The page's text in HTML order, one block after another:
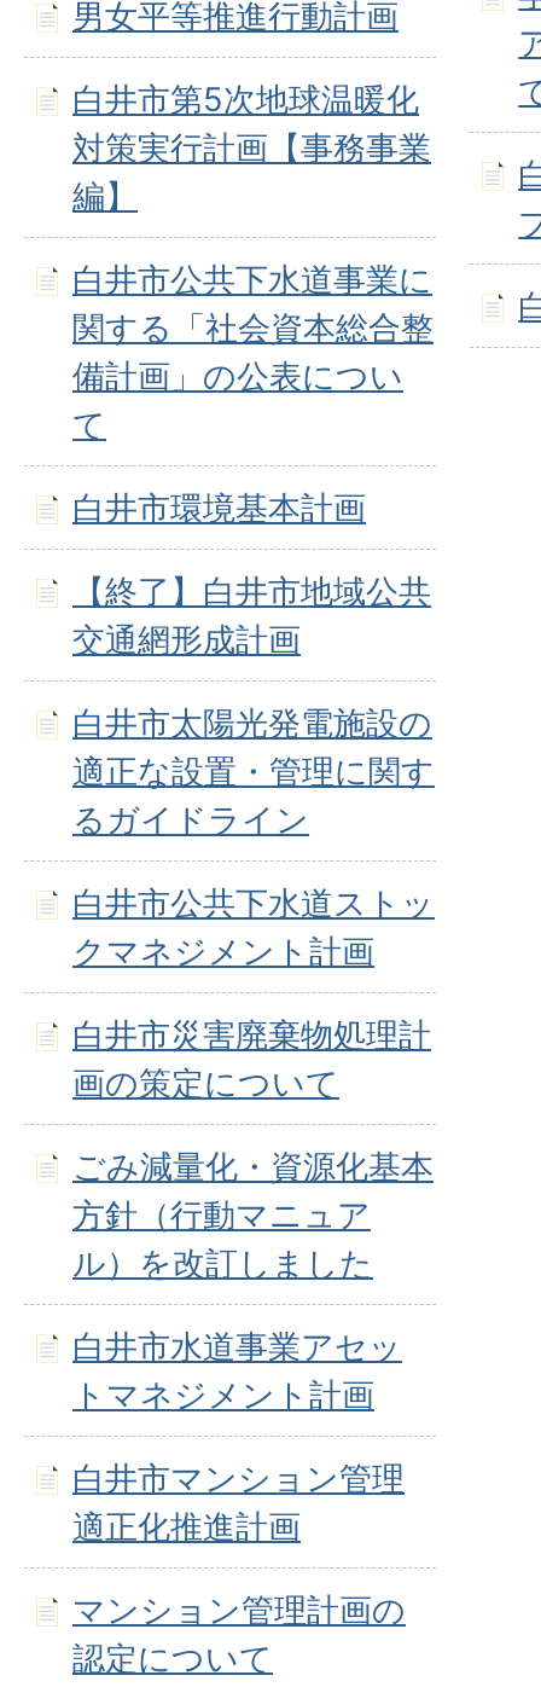
男女平等推進行動計画
白井市第5次地球温暖化
対策実行計画【事務事業
編】
白井市公共下水道事業に
関する「社会資本総合整
備計画」の公表につい
て
白井市環境基本計画
【終了】白井市地域公共
交通網形成計画
白井市太陽光発電施設の
適正な設置・管理に関す
るガイドライン
白井市公共下水道ストッ
クマネジメント計画
白井市災害廃棄物処理計
画の策定について
ごみ減量化・資源化基本
方針（行動マニュア
ル）を改訂しました
白井市水道事業アセッ
トマネジメント計画
白井市マンション管理
適正化推進計画
マンション管理計画の
認定について